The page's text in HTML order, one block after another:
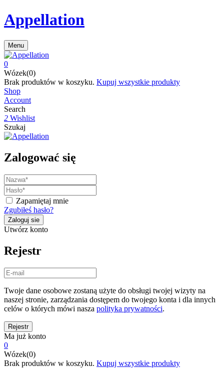
Appellation
Menu
0
Wózek(0)
Brak produktów w koszyku. Kupuj wszystkie produkty
Shop
Account
Search
2 Wishlist
Szukaj
Zalogować się
Zapamiętaj mnie
Zgubiłeś hasło?
Utwórz konto
Rejestr
Twoje dane osobowe zostaną użyte do obsługi twojej wizyty na
naszej stronie, zarządzania dostępem do twojego konta i dla innych
celów o których mówi nasza polityka prywatności.
Ma już konto
0
Wózek(0)
Brak produktów w koszyku. Kupuj wszystkie produkty